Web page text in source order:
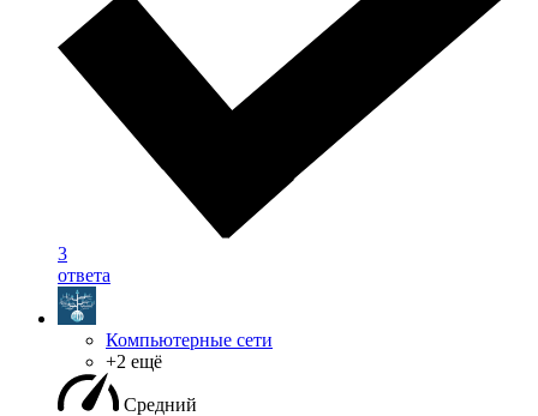
3
ответа
Компьютерные сети
+2 ещё
Средний